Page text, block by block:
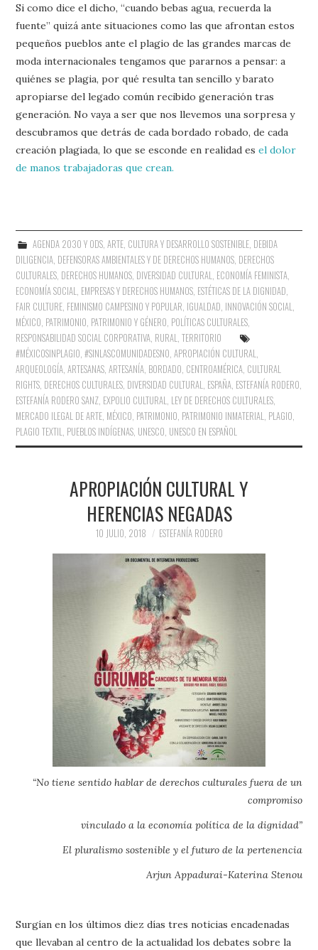
Si como dice el dicho, “cuando bebas agua, recuerda la
fuente” quizá ante situaciones como las que afrontan estos
pequeños pueblos ante el plagio de las grandes marcas de
moda internacionales tengamos que pararnos a pensar: a
quiénes se plagia, por qué resulta tan sencillo y barato
apropiarse del legado común recibido generación tras
generación. No vaya a ser que nos llevemos una sorpresa y
descubramos que detrás de cada bordado robado, de cada
creación plagiada, lo que se esconde en realidad esel dolor
de manos trabajadoras que crean.
AGENDA 2030 Y ODS, ARTE, CULTURA Y DESARROLLO SOSTENIBLE, DEBIDA
DILIGENCIA, DEFENSORAS AMBIENTALES Y DE DERECHOS HUMANOS, DERECHOS
CULTURALES, DERECHOS HUMANOS, DIVERSIDAD CULTURAL, ECONOMÍA FEMINISTA,
ECONOMÍA SOCIAL, EMPRESAS Y DERECHOS HUMANOS, ESTÉTICAS DE LA DIGNIDAD,
FAIR CULTURE, FEMINISMO CAMPESINO Y POPULAR, IGUALDAD, INNOVACIÓN SOCIAL,
MÉXICO, PATRIMONIO, PATRIMONIO Y GÉNERO, POLÍTICAS CULTURALES,
RESPONSABILIDAD SOCIAL CORPORATIVA, RURAL,TERRITORIO
#MÉXICOSINPLAGIO,#SINLASCOMUNIDADESNO,APROPIACIÓN CULTURAL,
ARQUEOLOGÍA,ARTESANAS,ARTESANÍA, BORDADO, CENTROAMÉRICA, CULTURAL
RIGHTS, DERECHOS CULTURALES, DIVERSIDAD CULTURAL, ESPAÑA, ESTEFANÍA RODERO,
ESTEFANÍA RODERO SANZ, EXPOLIO CULTURAL, LEY DE DERECHOS CULTURALES,
MERCADO ILEGAL DE ARTE, MÉXICO, PATRIMONIO, PATRIMONIO INMATERIAL, PLAGIO,
PLAGIO TEXTIL, PUEBLOS INDÍGENAS, UNESCO, UNESCO EN ESPAÑOL
APROPIACIÓN CULTURAL Y
HERENCIAS NEGADAS
10 JULIO, 2018 ESTEFANÍA RODERO
“No tiene sentido hablar de derechos culturales fuera de un
compromiso
vinculado a la economía política de la dignidad”
El pluralismo sostenible y el futuro de la pertenencia
Arjun Appadurai-Katerina Stenou
Surgían en los últimos diez días tres noticias encadenadas
que llevaban al centro de la actualidad los debates sobre la